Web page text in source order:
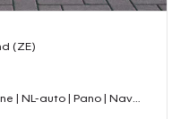
(ZE)